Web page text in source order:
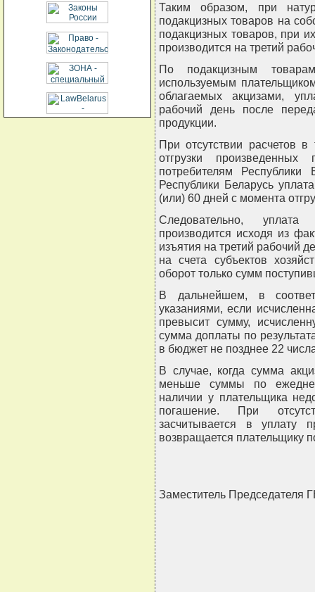
Таким образом, при
подакцизных товаров на
подакцизных товаров, при
производится на третий
По подакцизным
используемым
облагаемых акцизами,
рабочий день после
продукции.
При отсутствии расчетов
отгрузки произведенных
потребителям
Республики Беларусь
(или) 60 дней с момента
Следовательно,
производится исходя из
изъятия на третий рабочий
на счета субъектов
оборот только сумм
В дальнейшем, в
указаниями, если
превысит сумму,
сумма доплаты по
в бюджет не позднее 22
В случае, когда сумма
меньше суммы по
наличии у плательщика
погашение. При
засчитывается в уплату
возвращается плательщику
Заместитель